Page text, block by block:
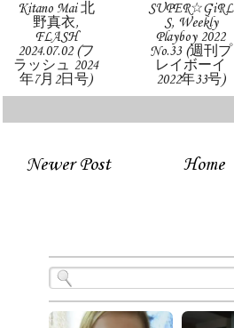
Kitano Mai 北
野真衣,
FLASH
2024.07.02 (フ
ラッシュ 2024
年7月2日号)
SUPER☆GiRL
S, Weekly
Playboy 2022
No.33 (週刊プ
レイボーイ
2022年33号)
Newer Post Home